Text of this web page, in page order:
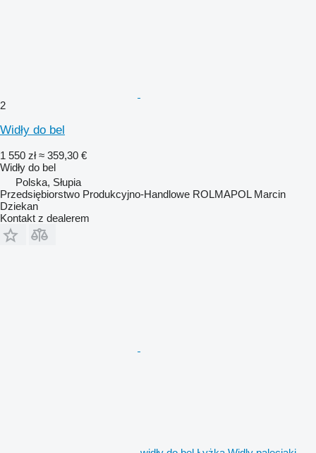
2
Widły do bel
1 550 zł ≈ 359,30 €
Widły do bel
Polska, Słupia
Przedsiębiorstwo Produkcyjno-Handlowe ROLMAPOL Marcin
Dziekan
Kontakt z dealerem